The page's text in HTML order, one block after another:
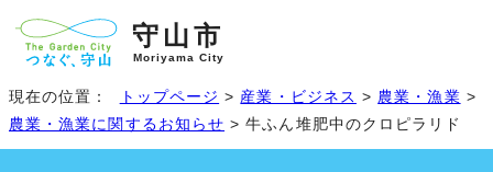
守山市
Moriyama City
現在の位置： トップページ > 産業・ビジネス > 農業・漁業 >
農業・漁業に関するお知らせ > 牛ふん堆肥中のクロピラリド